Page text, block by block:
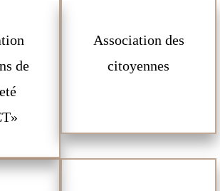
Association des
citoyennes
de